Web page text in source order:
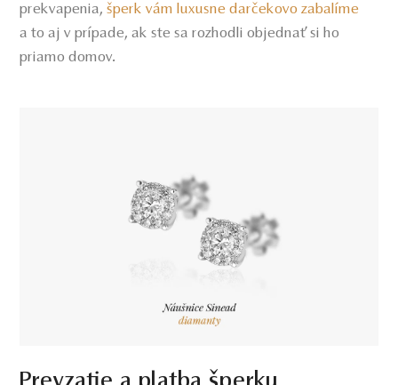
prekvapenia,šperk vám luxusne darčekovo zabalíme
a to aj v prípade, ak ste sa rozhodli objednať si ho
priamo domov.